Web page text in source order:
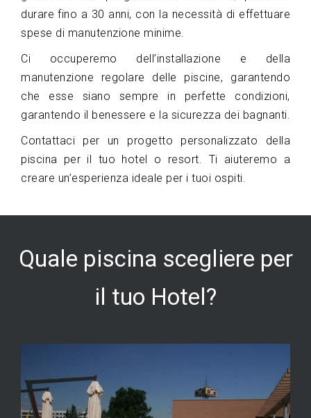
durare fino a 30 anni, con la necessità di effettuare
spese di manutenzione minime.
Ci occuperemo dell’installazione e della
manutenzione regolare delle piscine, garantendo
che esse siano sempre in perfette condizioni,
garantendo il benessere e la sicurezza dei bagnanti.
Contattaci per un progetto personalizzato della
piscina per il tuo hotel o resort. Ti aiuteremo a
creare un’esperienza ideale per i tuoi ospiti.
Quale piscina scegliere per
il tuo Hotel?